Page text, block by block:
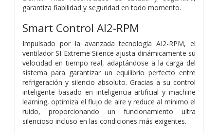
garantiza fiabilidad y seguridad en todo momento.
Smart Control AI2-RPM
Impulsado por la avanzada tecnología AI2-RPM, el
ventilador SI Extreme Silence ajusta dinámicamente su
velocidad en tiempo real, adaptándose a la carga del
sistema para garantizar un equilibrio perfecto entre
refrigeración y silencio absoluto. Gracias a su control
inteligente basado en inteligencia artificial y machine
learning, optimiza el flujo de aire y reduce al mínimo el
ruido, proporcionando un funcionamiento ultra
silencioso incluso en las condiciones más exigentes.